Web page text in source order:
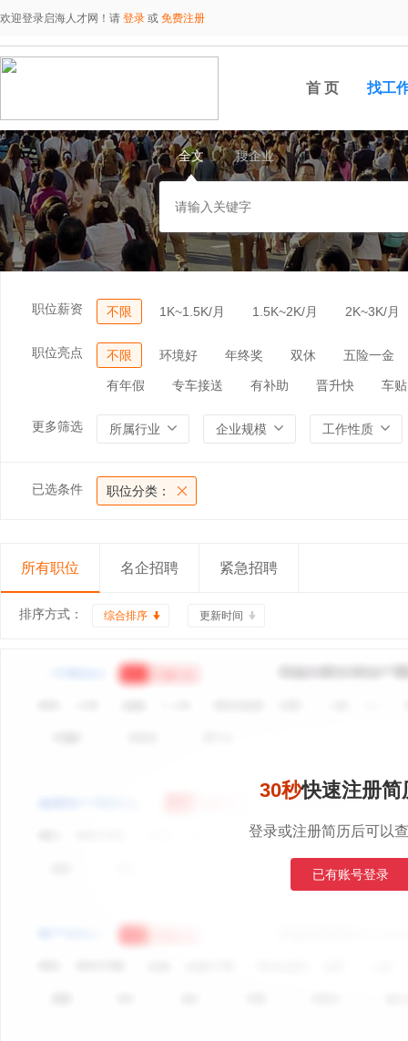
欢迎登录启海人才网！请 登录 或 免费注册
首 页 找工
全文 搜企业
职位薪资 不限 1K~1.5K/月 1.5K~2K/月 2K~3K/月
职位亮点 不限 环境好 年终奖 双休 五险一金
有年假 专车接送 有补助 晋升快 车贴
更多筛选 所属行业 企业规模 工作性质
已选条件 职位分类：
所有职位 名企招聘 紧急招聘
排序方式： 综合排序 更新时间
30秒快速注册简
登录或注册简历后可以
已有账号登录